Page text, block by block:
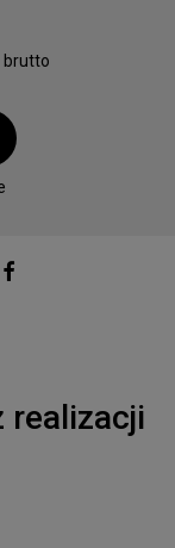
brutto
realizacji